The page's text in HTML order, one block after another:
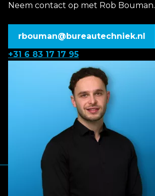
Neem contact op met Rob Bouman.
rbouman@bureautechniek.nl
+31 6 83 17 17 95